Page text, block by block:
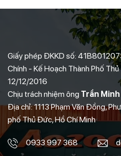
Giấy phép ĐKKD số:
Chính - Kế Hoạch Thành Phố
12/12/2016
Chịu trách nhiệm ông Trần
Địa chỉ: 1113 Phạm Văn Đồng,
phố Thủ Đức, Hồ Chí Minh
0933 997 368